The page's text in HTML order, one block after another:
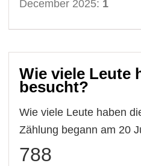
December 2025: 1
Wie viele Leute
besucht?
Wie viele Leute haben
Zählung begann am 20
788